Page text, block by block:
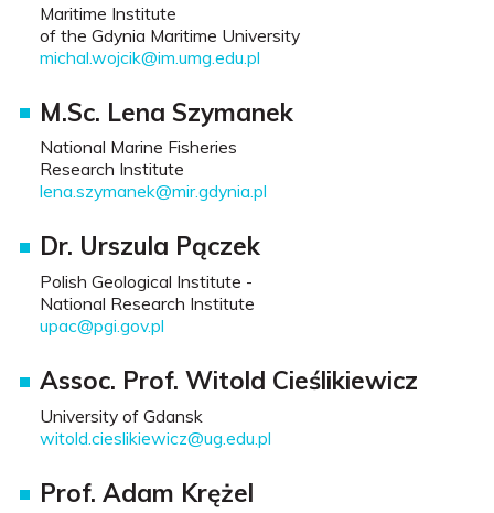
Maritime Institute
of the Gdynia Maritime University
michal.wojcik@im.umg.edu.pl
M.Sc. Lena Szymanek
National Marine Fisheries
Research Institute
lena.szymanek@mir.gdynia.pl
Dr. Urszula Pączek
Polish Geological Institute -
National Research Institute
upac@pgi.gov.pl
Assoc. Prof. Witold Cieślikiewicz
University of Gdansk
witold.cieslikiewicz@ug.edu.pl
Prof. Adam Krężel